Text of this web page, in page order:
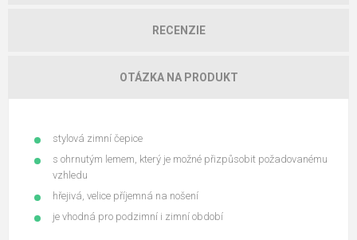
RECENZIE
OTÁZKA NA PRODUKT
stylová zimní čepice
s ohrnutým lemem, který je možné přizpůsobit požadovanému
vzhledu
hřejivá, velice příjemná na nošení
je vhodná pro podzimní i zimní období